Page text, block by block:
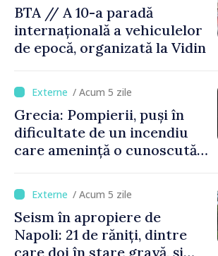
BTA // A 10-a paradă
internațională a vehiculelor
de epocă, organizată la Vidin
/ Acum 5 zile
Grecia: Pompierii, puși în
dificultate de un incendiu
care amenință o cunoscută
/ Acum 5 zile
Seism în apropiere de
Napoli: 21 de răniți, dintre
care doi în stare gravă, și